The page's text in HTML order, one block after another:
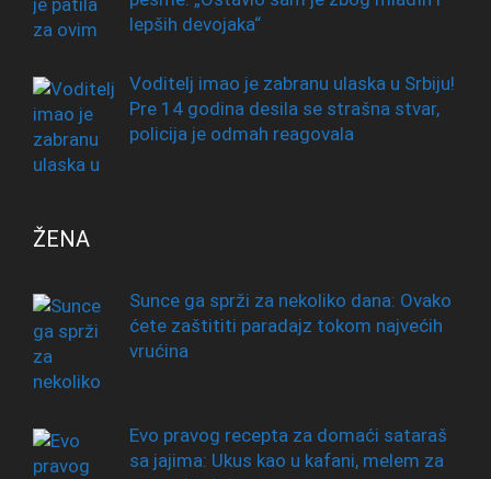
lepših devojaka“
Voditelj imao je zabranu ulaska u Srbiju!
Pre 14 godina desila se strašna stvar,
policija je odmah reagovala
ŽENA
Sunce ga sprži za nekoliko dana: Ovako
ćete zaštititi paradajz tokom najvećih
vrućina
Evo pravog recepta za domaći sataraš
sa jajima: Ukus kao u kafani, melem za